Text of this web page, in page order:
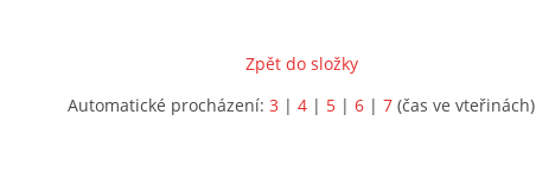
Zpět do složky
Automatické procházení: 3 | 4 | 5 | 6 | 7 (čas ve vteřinách)